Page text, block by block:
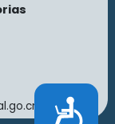
Accesibilidad